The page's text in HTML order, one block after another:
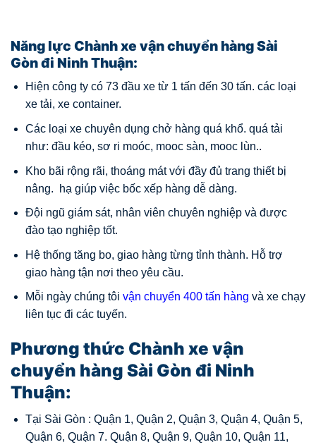
Năng lực Chành xe vận chuyển hàng Sài
Gòn đi Ninh Thuận:
Hiện công ty có 73 đầu xe từ 1 tấn đến 30 tấn. các loại
xe tải, xe container.
Các loại xe chuyên dụng chở hàng quá khổ. quá tải
như: đầu kéo, sơ ri moóc, mooc sàn, mooc lùn..
Kho bãi rộng rãi, thoáng mát với đầy đủ trang thiết bị
nâng. hạ giúp việc bốc xếp hàng dễ dàng.
Đội ngũ giám sát, nhân viên chuyên nghiệp và được
đào tạo nghiệp tốt.
Hệ thống tăng bo, giao hàng từng tỉnh thành. Hỗ trợ
giao hàng tận nơi theo yêu cầu.
Mỗi ngày chúng tôi vận chuyển 400 tấn hàng và xe chạy
liên tục đi các tuyến.
Phương thức Chành xe vận
chuyển hàng Sài Gòn đi Ninh
Thuận:
Tại Sài Gòn : Quận 1, Quận 2, Quận 3, Quận 4, Quận 5,
Quận 6, Quận 7. Quận 8, Quận 9, Quận 10, Quận 11,